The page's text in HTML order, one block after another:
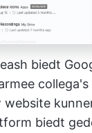
biedt
biedt